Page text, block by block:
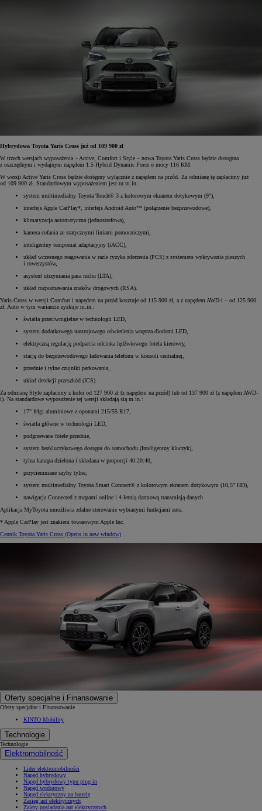
Hybrydowa Toyota Yaris Cross już od 109 900 zł
W trzech wersjach wyposażenia – Active, Comfort i Style – nowa Toyota Yaris Cross będzie dostępna
z oszczędnym i wydajnym napędem 1.5 Hybrid Dynamic Force o mocy 116 KM.
W wersji Active Yaris Cross będzie dostępny wyłącznie z napędem na przód. Za odmianę tę zapłacimy już
od 109 900 zł. Standardowym wyposażeniem jest tu m.in.:
system multimedialny Toyota Touch® 3 z kolorowym ekranem dotykowym (9"),
interfejs Apple CarPlay*, interfejs Android Auto™ (połączenie bezprzewodowe),
klimatyzacja automatyczna (jednostrefowa),
kamera cofania ze statycznymi liniami pomocniczymi,
inteligentny tempomat adaptacyjny (iACC),
układ wczesnego reagowania w razie ryzyka zderzenia (PCS) z systemem wykrywania pieszych
i rowerzystów,
asystent utrzymania pasa ruchu (LTA),
układ rozpoznawania znaków drogowych (RSA).
Yaris Cross w wersji Comfort i napędem na przód kosztuje od 115 900 zł, a z napędem AWD-i – od 125 900
zł. Auto w tym wariancie zyskuje m.in.:
światła przeciwmgielne w technologii LED,
system dodatkowego nastrojowego oświetlenia wnętrza diodami LED,
elektryczną regulację podparcia odcinka lędźwiowego fotela kierowcy,
stację do bezprzewodowego ładowania telefonu w konsoli centralnej,
przednie i tylne czujniki parkowania,
układ detekcji przeszkód (ICS).
Za odmianę Style zapłacimy z kolei od 127 900 zł (z napędem na przód) lub od 137 900 zł (z napędem AWD-
i). Na standardowe wyposażenie tej wersji składają sią m.in.:
17" felgi aluminiowe z oponami 215/55 R17,
światła główne w technologii LED,
podgrzewane fotele przednie,
system bezkluczykowego dostępu do samochodu (Inteligentny kluczyk),
tylna kanapa dzielona i składana w proporcji 40:20:40,
przyciemniane szyby tylne,
system multimedialny Toyota Smart Connect® z kolorowym ekranem dotykowym (10,5" HD),
nawigacja Connected z mapami online i 4-letnią darmową transmisją danych
Aplikacja MyToyota umożliwia zdalne sterowanie wybranymi funkcjami auta.
* Apple CarPlay jest znakiem towarowym Apple Inc.
Cennik Toyota Yaris Cross (Opens in new window)
Oferty specjalne i Finansowanie
Oferty specjalne i Finansowanie
KINTO Mobility
Technologie
Technologie
Elektromobilność
Lider elektromobilności
Napęd hybrydowy
Napęd hybrydowy typu plug-in
Napęd wodorowy
Napęd elektryczny na baterię
Zasięg aut elektrycznych
Zalety posiadania aut elektrycznych